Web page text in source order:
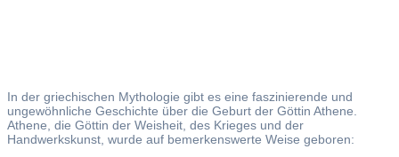
In der griechischen Mythologie gibt es eine faszinierende und
ungewöhnliche Geschichte über die Geburt der Göttin Athene.
Athene, die Göttin der Weisheit, des Krieges und der
Handwerkskunst, wurde auf bemerkenswerte Weise geboren: